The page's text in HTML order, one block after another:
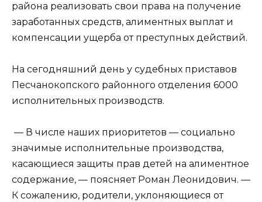
района реализовать свои права на получение
заработанных средств, алиментных выплат и
компенсации ущерба от преступных действий.
На сегодняшний день у судебных приставов
Песчанокопского районного отделения 6000
исполнительных производств.
— В числе наших приоритетов — социально
значимые исполнительные производства,
касающиеся защиты прав детей на алиментное
содержание, — поясняет Роман Леонидович. —
К сожалению, родители, уклоняющиеся от